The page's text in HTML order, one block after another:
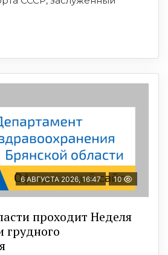
6 АВГУСТА 2026, 16:47 10
проходит Неделя
грудного